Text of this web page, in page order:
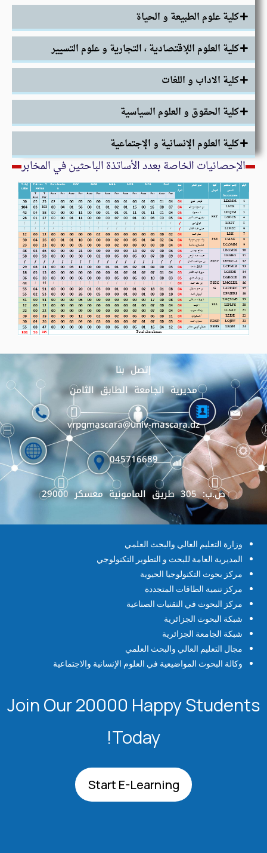
كلية علوم الطبيعة و الحياة
كلية العلوم اللإقتصادية ، التجارية و علوم التسيير
كلية الاداب و اللغات
كلية الحقوق و العلوم السياسية
كلية العلوم الإنسانية و الإجتماعية
الإحصائيات الخاصة بعدد الأساتذة الباحثين في المخابر
إتصل بنا
مديرية الجامعة الطابق الثامن
vrpgmascara@univ-mascara.dz
045716689
ص.ب: 305 طريق المامونية معسكر 29000
وزارة التعليم العالي والبحث العلمي
المديرية العامة للبحث و التطوير التكنولوجي
مركز بحوث التكنولوجيا الحيوية
مركز تنمية الطاقات المتجددة
مركز البحوث في التقنيات الصناعية
شبكة البحوث الجزائرية
شبكة الجامعة الجزائرية
مجال التعليم العالي والبحث العلمي
وكالة البحوث المواضيعية في العلوم الإنسانية والاجتماعية
Join Our 20000 Happy Students​
Today!
Start E-Learning